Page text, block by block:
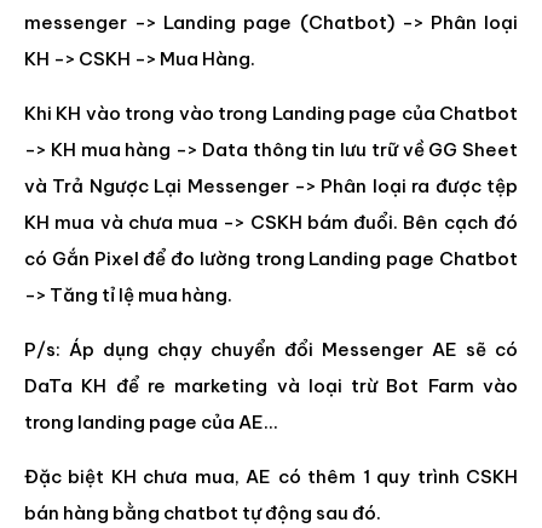
messenger -> Landing page (Chatbot) -> Phân loại
KH -> CSKH -> Mua Hàng.
Khi KH vào trong vào trong Landing page của Chatbot
-> KH mua hàng -> Data thông tin lưu trữ về GG Sheet
và Trả Ngược Lại Messenger -> Phân loại ra được tệp
KH mua và chưa mua -> CSKH bám đuổi. Bên cạch đó
có Gắn Pixel để đo lường trong Landing page Chatbot
-> Tăng tỉ lệ mua hàng.
P/s: Áp dụng chạy chuyển đổi Messenger AE sẽ có
DaTa KH để re marketing và loại trừ Bot Farm vào
trong landing page của AE…
Đặc biệt KH chưa mua, AE có thêm 1 quy trình CSKH
bán hàng bằng chatbot tự động sau đó.